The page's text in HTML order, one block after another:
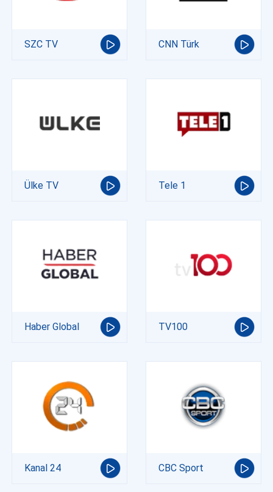
SZC TV CNN Türk
Ülke TV Tele 1
Haber Global TV100
Kanal 24 CBC Sport